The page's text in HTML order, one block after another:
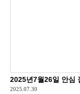
2025년7월26일 안심
2025.07.30